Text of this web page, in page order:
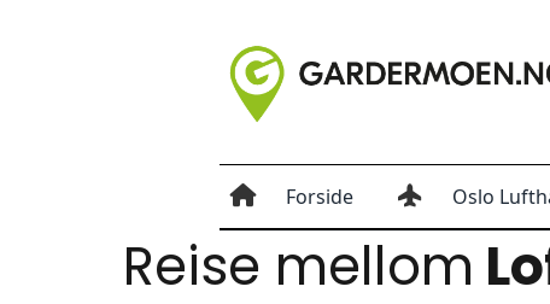
Forside Oslo
Reise mellom